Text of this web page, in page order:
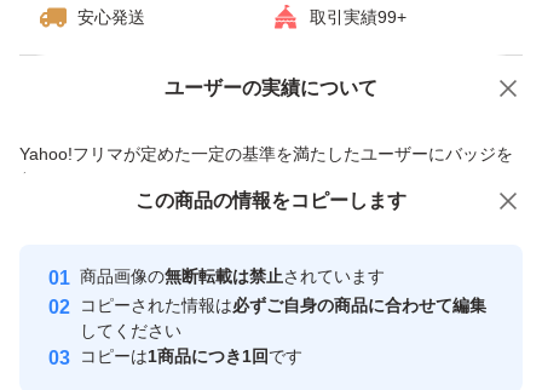
商品到着後は直射日光の当たらない涼しい場所で保管をお
安心発送 取引実績99+
ユーザーの実績について
Yahoo!フリマが定めた一定の基準を満たしたユーザーにバッジを
付与しています
安心取引出品者
心・安全なユーザーです
取引実績
価格の相談 商品への質問
この商品の情報をコピーします
商品画像の無断転載は禁止されています
コピーされた情報は必ずご自身の商品に合わせて編集
してください
コピーは1商品につき1回です
この商品をみている人にオススメ